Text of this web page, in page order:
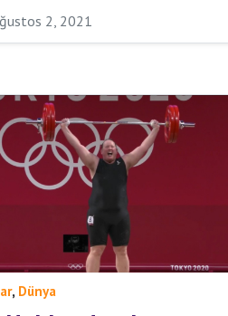
2, 2021
, Dünya